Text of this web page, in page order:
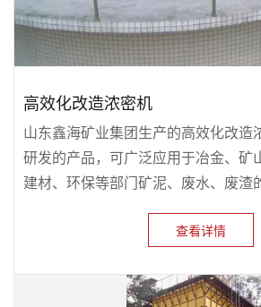
高效化改造浓密机
山东鑫海矿业集团生产的高效化改造
研发的产品，可广泛应用于冶金、矿
建材、环保等部门矿泥、废水、废渣
查看详情